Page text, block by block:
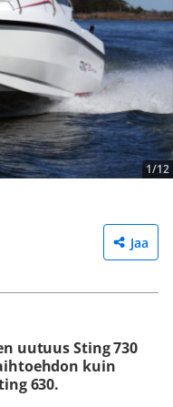
1/12
Jaa
uutuus Sting 730
kuin
630.